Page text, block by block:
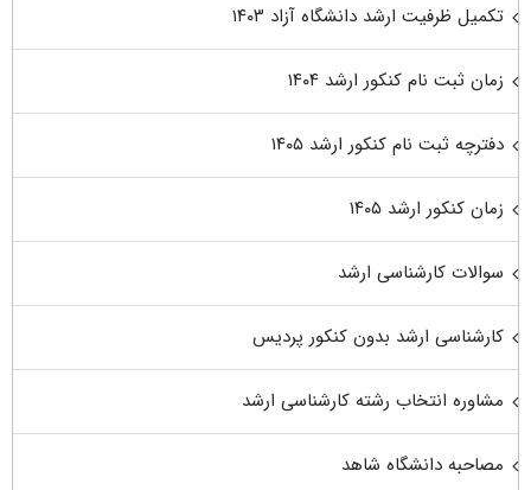
تکمیل ظرفیت ارشد دانشگاه آزاد ۱۴۰۳
زمان ثبت نام کنکور ارشد ۱۴۰۴
دفترچه ثبت نام کنکور ارشد ۱۴۰۵
زمان کنکور ارشد ۱۴۰۵
سوالات کارشناسی ارشد
کارشناسی ارشد بدون کنکور پردیس
مشاوره انتخاب رشته کارشناسی ارشد
مصاحبه دانشگاه شاهد